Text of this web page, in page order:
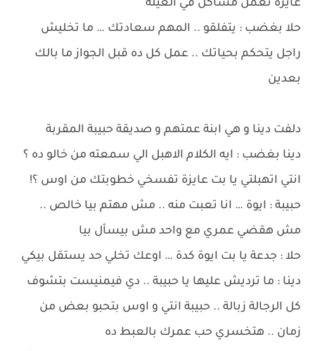
عايزة تعمل مشاكل في العيلة
حلا بغضب : يتفلقو .. المهم سعادتك … ما تخليش
راجل يتحكم بحياتك .. عمل كل ده قبل الجواز ما بالك
بعدين
دلفت دينا و هي ابنة عمتهم و صديقة حبيبة المقربة
دينا بغضب : ايه الكلام الاهبل الي سمعته من خالو ده ؟
انتي اتهبلتي يا بت عايزة تفسخي خطوبتك من اوس ؟!
حبيبة : ايوة … انا تعبت منه .. مش مهتم بيا خالص ..
مش هقضي عمري مع واحد مش بيسأل بيا
حلا : جدعة يا بت ايوة كدة … اوعك تخلي حد يستقل بيكي
دينا : ما ترديش عليها يا حبيبة .. دي فيمنيست بتشوف
كل الرجالة زبالة .. حبيبة انتي و اوس بتحبو بعض من
زمان .. هتخسري حب عمرك بالعبط ده